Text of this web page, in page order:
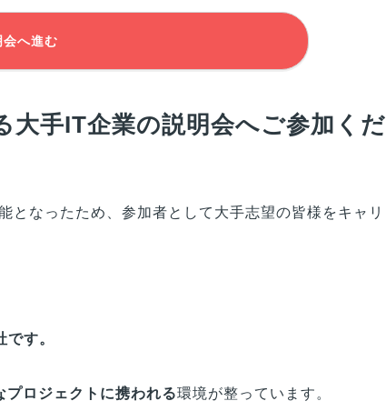
会へ進む
大手IT企業の説明会へご参加くだ
となったため、参加者として大手志望の皆様 をキャリ
す。
ロジェクトに携われる環境が整っています。